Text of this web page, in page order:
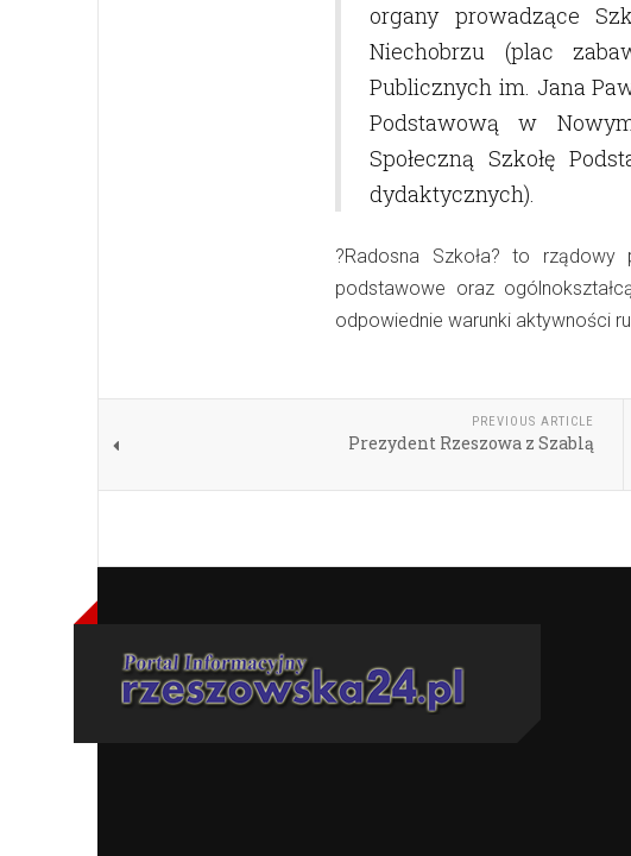
organy prowadzące
Niechobrzu (plac
Publicznych im. Jana
Podstawową w
Społeczną Szkołę
dydaktycznych).
?Radosna Szkoła? to
podstawowe oraz
odpowiednie warunki aktywności
PREVIOUS ARTICLE
Prezydent Rzeszowa z Szablą